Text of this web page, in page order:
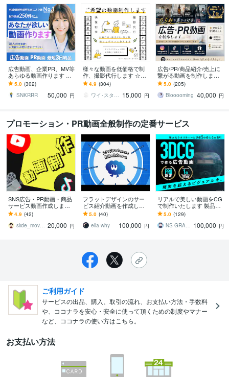
広告動画、企業PR、MV等
あらゆる動画作ります 初
めての方も丁寧にサポー
ト！長尺PR/VP動画も承
ります！
5.0 (302)
SNKRRR
50,000 円
様々な動画を低価格で制
作、撮影代行します ☆丁
寧且つ迅速な対応☆動画
を必要としている方へ
4.9 (304)
ワイ･スタジオ･ワークス 15,000 円
広告/PR/商品紹介/売上に
繋がる動画を制作します
企画構成からSNS・LP HP
用動画まで最後まで丁寧
に対応！
5.0 (205)
Blooooming 40,000 円
プロモーション・PR動画全般制作の定番サービス
SNS広告・PR動画・商品
サービス動画作成します
販売実績多数！費用対効
果の高い動画広告を作り
ます！
4.9 (42)
slide_movie_wata 20,000 円
フラットデザインのサー
ビス紹介動画を作成しま
す シンプルで分かりやす
いアニメーション動画で
訴求力アップ！
5.0 (40)
ella why
100,000 円
リアルで美しい動画をCG
で制作いたします 製品P
R、広告動画で実績多数。
CGならではの表現が可能
です
5.0 (129)
NS GRAPHICA 100,000 円
ご利用ガイド
サービスの出品、購入、取引の流れ、お支払い方法・手数料
や、ココナラを安心・安全に使って頂くための制度やマナー
など、ココナラの使い方はこちら。
お支払い方法